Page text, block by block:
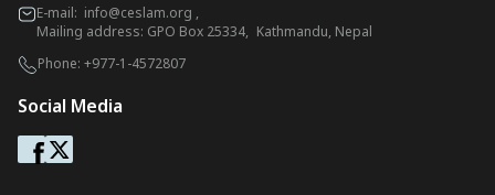
E-mail: info@ceslam.org ,
Mailing address: GPO Box 25334, Kathmandu, Nepal
Phone: +977-1-4572807
Social Media